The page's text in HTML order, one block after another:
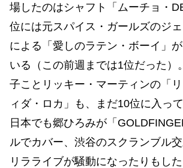
場したのはシャフト「ムーチョ・
位には元スパイス・ガールズのジ
による「愛しのラテン・ボーイ」
いる（この前週までは1位だった）
子ことリッキー・マーティンの「
ィダ・ロカ」も、まだ10位に入っ
日本でも郷ひろみが「
ルでカバー、渋谷のスクランブル
リラライブが騒動になったりもし